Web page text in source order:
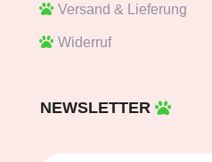
Versand & Lieferung
Widerruf
NEWSLETTER